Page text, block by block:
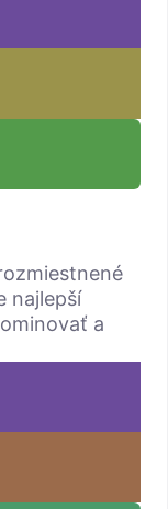
najlepší
a